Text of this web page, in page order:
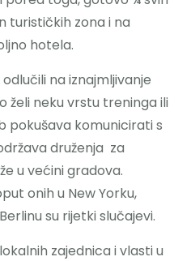
turističkih zona i na
hotela.
na iznajmljivanje
neku vrstu treninga ili
pokušava komunicirati s
druženja za
u većini gradova.
onih u New Yorku,
su rijetki slučajevi.
zajednica i vlasti u